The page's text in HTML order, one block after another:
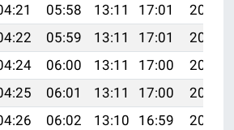
05:58 13:11 17:01
20:14
05:59 13:11 17:01
20:13
06:00 13:11 17:00
20:12
06:01 13:11 17:00
20:10
06:02 13:10 16:59
20:09